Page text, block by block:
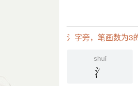
氵字旁，笔画数为3
shuǐ
氵